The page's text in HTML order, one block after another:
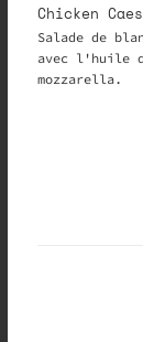
Chicken
Salade de
avec l'huile
mozzarella.